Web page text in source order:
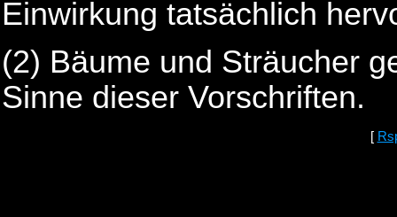
Einwirkung tatsächlich
(2) Bäume und Sträucher
Sinne dieser Vorschriften.
[